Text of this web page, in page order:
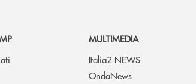
MULTIMEDIA
Italia2 NEWS
OndaNews